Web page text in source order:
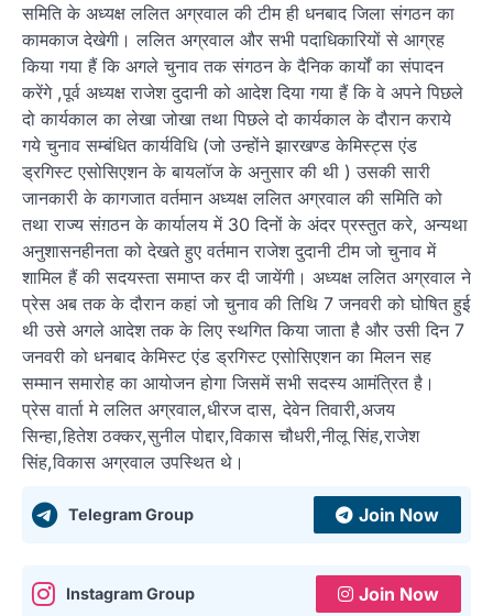
समिति के अध्यक्ष ललित अग्रवाल की टीम ही धनबाद जिला संगठन का
कामकाज देखेगी। ललित अग्रवाल और सभी पदाधिकारियों से आग्रह
किया गया हैं कि अगले चुनाव तक संगठन के दैनिक कार्यों का संपादन
करेंगे ,पूर्व अध्यक्ष राजेश दुदानी को आदेश दिया गया हैं कि वे अपने पिछले
दो कार्यकाल का लेखा जोखा तथा पिछले दो कार्यकाल के दौरान कराये
गये चुनाव सम्बंधित कार्यविधि (जो उन्होंने झारखण्ड केमिस्ट्स एंड
ड्रगिस्ट एसोसिएशन के बायलॉज के अनुसार की थी ) उसकी सारी
जानकारी के कागजात वर्तमान अध्यक्ष ललित अग्रवाल की समिति को
तथा राज्य संग़ठन के कार्यालय में 30 दिनों के अंदर प्रस्तुत करे, अन्यथा
अनुशासनहीनता को देखते हुए वर्तमान राजेश दुदानी टीम जो चुनाव में
शामिल हैं की सदयस्ता समाप्त कर दी जायेंगी। अध्यक्ष ललित अग्रवाल ने
प्रेस अब तक के दौरान कहां जो चुनाव की तिथि 7 जनवरी को घोषित हुई
थी उसे अगले आदेश तक के लिए स्थगित किया जाता है और उसी दिन 7
जनवरी को धनबाद केमिस्ट एंड ड्रगिस्ट एसोसिएशन का मिलन सह
सम्मान समारोह का आयोजन होगा जिसमें सभी सदस्य आमंत्रित है।
प्रेस वार्ता मे ललित अग्रवाल,धीरज दास, देवेन तिवारी,अजय
सिन्हा,हितेश ठक्कर,सुनील पोद्दार,विकास चौधरी,नीलू सिंह,राजेश
सिंह,विकास अग्रवाल उपस्थित थे।
Telegram Group Join Now
Instagram Group Join Now